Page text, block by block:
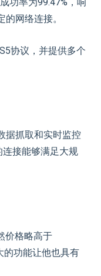
网络连接。
协议，并提供多个
据抓取和实时监控
接能够满足大规
价格略高于
的功能让他也具有